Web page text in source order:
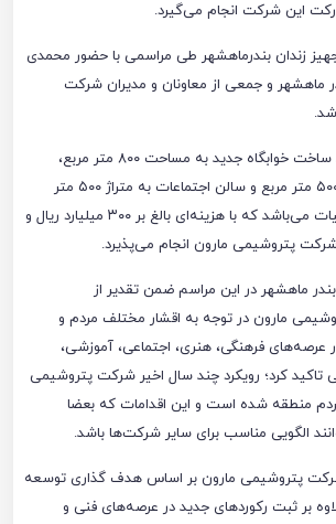
این شرکت انجام‌ می‌گیرد.
زندان بندرماهشهر طی مراسمی با حضور محمدی
ماهشهر و جمعی از معاونان و مدیران شرکت
این گزارش می‌افزاید ساخت خوابگاه جدید به مساحت ۸۰۰ متر مربع،
سالن ملاقات به متراژ ۵۰۰ متر مربع و سالن اجتماعات به متراژ ۵۰۰ متر
مربع بخشی از این عملیات می‌باشد که با هزینه‌ای بالغ بر ۳۰۰ میلیارد ریال و
ماهشهر در این مراسم ضمن تقدیر از
مارون در توجه به اقشار مختلف مردم و
عرصه‌های فرهنگی، هنری، اجتماعی، آموزشی،
تاکید کرد؛ رویکرد چند سال اخیر شرکت پتروشیمی
منطقه شده است و این اقدامات که بعضا
الگویی مناسب برای سایر شرکت‌ها باشد.
پتروشیمی مارون بر اساس هدف گذاری توسعه
بر ثبت رکوردهای جدید در عرصه‌های فنی و